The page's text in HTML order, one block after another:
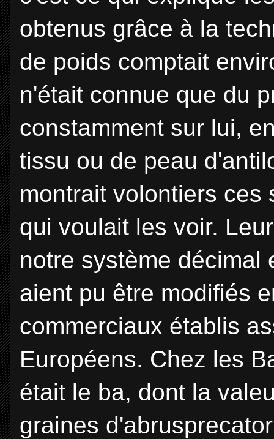
obtenus grâce à la
de poids comptait
n'était connue que du
constamment sur lui,
tissu ou de peau
montrait volontiers ces
qui voulait les voir.
notre système décimal
aient pu être modifiés
commerciaux établis
Européens. Chez les
était le ba, dont la
graines